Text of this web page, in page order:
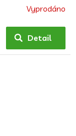
Vyprodáno
Detail